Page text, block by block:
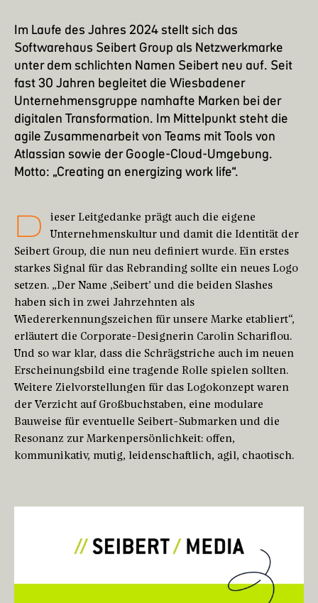
Im Laufe des Jahres 2024 stellt sich das
Softwarehaus Seibert Group als Netzwerkmarke
unter dem schlichten Namen Seibert neu auf. Seit
fast 30 Jahren begleitet die Wiesbadener
Unternehmensgruppe namhafte Marken bei der
digitalen Transformation. Im Mittelpunkt steht die
agile Zusammenarbeit von Teams mit Tools von
Atlassian sowie der Google-Cloud-Umgebung.
Motto: „Creating an energizing work life“.
D
ieser Leitgedanke prägt auch die eigene
Unternehmenskultur und damit die Identität der
Seibert Group, die nun neu definiert wurde. Ein erstes
starkes Signal für das Rebranding sollte ein neues Logo
setzen. „Der Name ,Seibert’ und die beiden Slashes
haben sich in zwei Jahrzehnten als
Wiedererkennungszeichen für unsere Marke etabliert“,
erläutert die Corporate-Designerin Carolin Schariflou.
Und so war klar, dass die Schrägstriche auch im neuen
Erscheinungsbild eine tragende Rolle spielen sollten.
Weitere Zielvorstellungen für das Logokonzept waren
der Verzicht auf Großbuchstaben, eine modulare
Bauweise für eventuelle Seibert-Submarken und die
Resonanz zur Markenpersönlichkeit: offen,
kommunikativ, mutig, leidenschaftlich, agil, chaotisch.